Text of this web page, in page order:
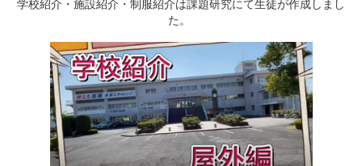
学校紹介・施設紹介・制服紹介は課題研究にて生徒が作成しまし
た。